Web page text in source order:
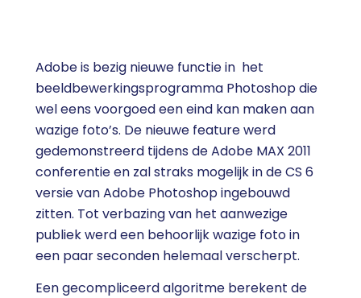
Adobe is bezig nieuwe functie in het
beeldbewerkingsprogramma Photoshop die
wel eens voorgoed een eind kan maken aan
wazige foto’s. De nieuwe feature werd
gedemonstreerd tijdens de Adobe MAX 2011
conferentie en zal straks mogelijk in de CS 6
versie van Adobe Photoshop ingebouwd
zitten. Tot verbazing van het aanwezige
publiek werd een behoorlijk wazige foto in
een paar seconden helemaal verscherpt.
Een gecompliceerd algoritme berekent de